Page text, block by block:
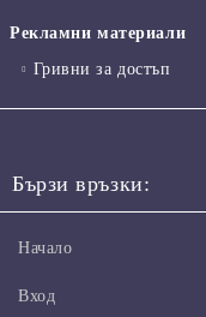
Рекламни материали
Гривни за достъп
Бързи връзки:
Начало
Вход